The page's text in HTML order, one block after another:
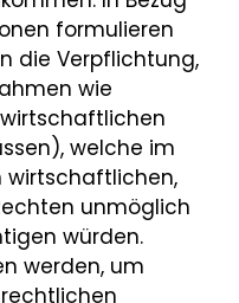
formulieren
die Verpflichtung,
wie
welche im
wirtschaftlichen,
unmöglich
würden.
werden, um